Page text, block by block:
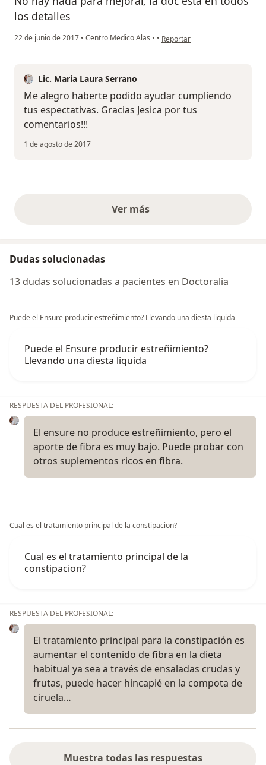
los detalles
22 de junio de 2017 • Centro Medico Alas • • en opinión del usuario paciente
Reportar
Lic. Maria Laura Serrano
Me alegro haberte podido ayudar cumpliendo
tus espectativas. Gracias Jesica por tus
comentarios!!!
1 de agosto de 2017
Ver másopiniones anteriores
Dudas solucionadas
13 dudas solucionadas a pacientes en Doctoralia
Puede el Ensure producir estreñimiento? Llevando una diesta liquida
Puede el Ensure producir estreñimiento?
Llevando una diesta liquida
RESPUESTA DEL PROFESIONAL:
El ensure no produce estreñimiento, pero el
aporte de fibra es muy bajo. Puede probar con
otros suplementos ricos en fibra.
Cual es el tratamiento principal de la constipacion?
Cual es el tratamiento principal de la
constipacion?
RESPUESTA DEL PROFESIONAL:
El tratamiento principal para la constipación es
aumentar el contenido de fibra en la dieta
habitual ya sea a través de ensaladas crudas y
frutas, puede hacer hincapié en la compota de
ciruela…
Muestra todas las respuestas